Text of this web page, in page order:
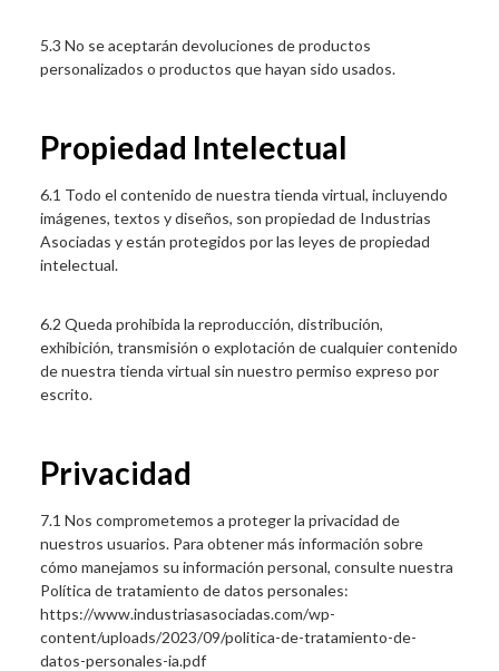
5.3 No se aceptarán devoluciones de productos
personalizados o productos que hayan sido usados.
Propiedad Intelectual
6.1 Todo el contenido de nuestra tienda virtual, incluyendo
imágenes, textos y diseños, son propiedad de Industrias
Asociadas y están protegidos por las leyes de propiedad
intelectual.
6.2 Queda prohibida la reproducción, distribución,
exhibición, transmisión o explotación de cualquier contenido
de nuestra tienda virtual sin nuestro permiso expreso por
escrito.
Privacidad
7.1 Nos comprometemos a proteger la privacidad de
nuestros usuarios. Para obtener más información sobre
cómo manejamos su información personal, consulte nuestra
Política de tratamiento de datos personales:
https://www.industriasasociadas.com/wp-
content/uploads/2023/09/politica-de-tratamiento-de-
datos-personales-ia.pdf